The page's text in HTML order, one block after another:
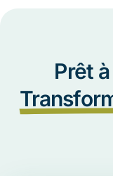
Prêt